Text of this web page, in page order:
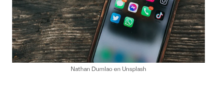
Nathan Dumlao en Unsplash